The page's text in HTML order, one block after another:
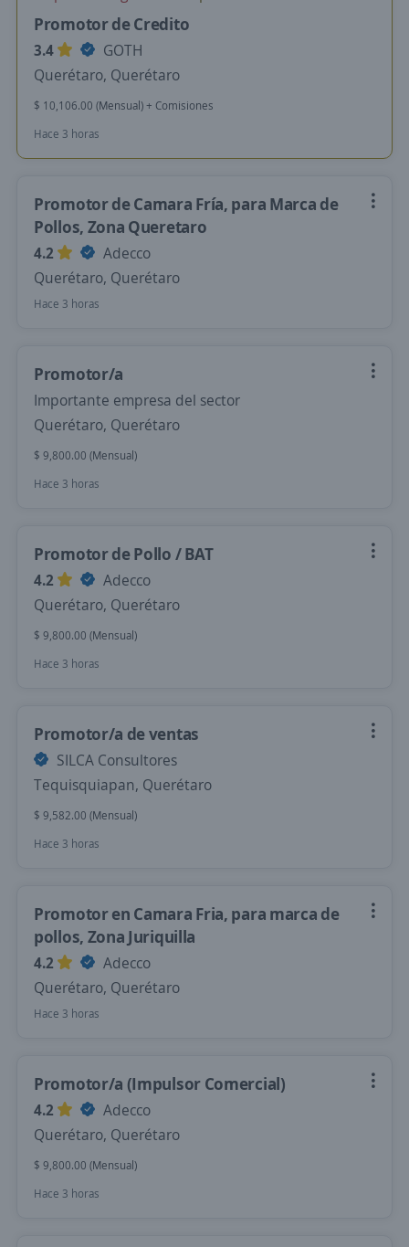
Promotor de Credito
3.4
GOTH
Querétaro, Querétaro
$ 10,106.00 (Mensual) + Comisiones
Hace 3 horas
Promotor de Camara Fría, para Marca de
Pollos, Zona Queretaro
4.2
Adecco
Querétaro, Querétaro
Hace 3 horas
Promotor/a
Importante empresa del sector
Querétaro, Querétaro
$ 9,800.00 (Mensual)
Hace 3 horas
Promotor de Pollo / BAT
4.2
Adecco
Querétaro, Querétaro
$ 9,800.00 (Mensual)
Hace 3 horas
Promotor/a de ventas
SILCA Consultores
Tequisquiapan, Querétaro
$ 9,582.00 (Mensual)
Hace 3 horas
Promotor en Camara Fria, para marca de
pollos, Zona Juriquilla
4.2
Adecco
Querétaro, Querétaro
Hace 3 horas
Promotor/a (Impulsor Comercial)
4.2
Adecco
Querétaro, Querétaro
$ 9,800.00 (Mensual)
Hace 3 horas